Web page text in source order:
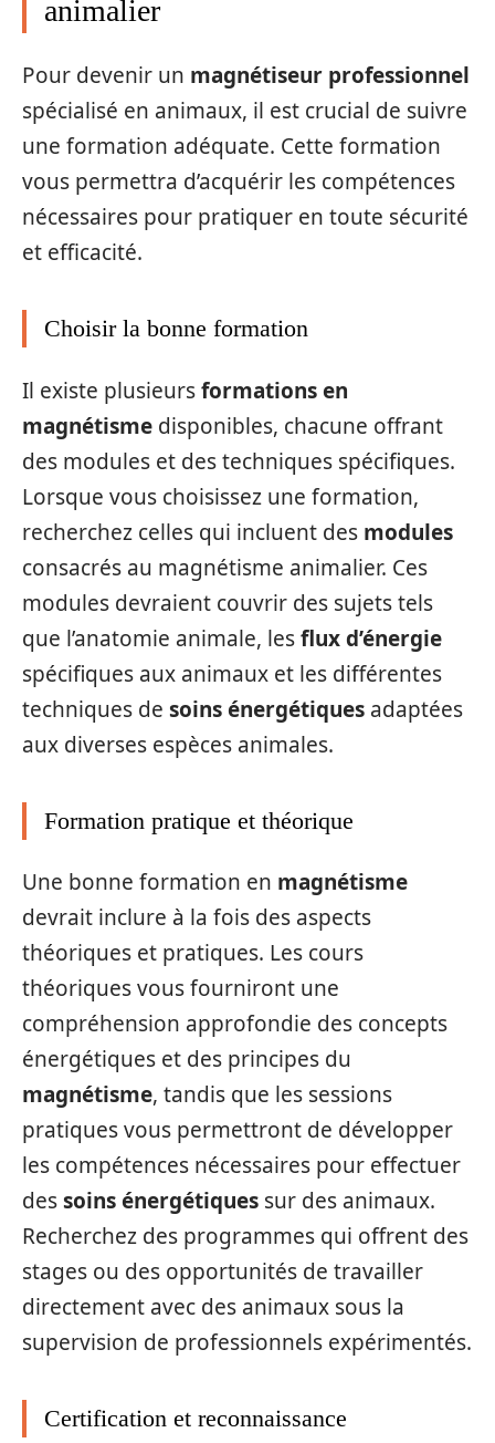
animalier
Pour devenir un magnétiseur professionnel
spécialisé en animaux, il est crucial de suivre
une formation adéquate. Cette formation
vous permettra d’acquérir les compétences
nécessaires pour pratiquer en toute sécurité
et efficacité.
Choisir la bonne formation
Il existe plusieursformations en
magnétisme disponibles, chacune offrant
des modules et des techniques spécifiques.
Lorsque vous choisissez une formation,
recherchez celles qui incluent des modules
consacrés au magnétisme animalier. Ces
modules devraient couvrir des sujets tels
que l’anatomie animale, lesflux d’énergie
spécifiques aux animaux et les différentes
techniques de soins énergétiques adaptées
aux diverses espèces animales.
Formation pratique et théorique
Une bonne formation en magnétisme
devrait inclure à la fois des aspects
théoriques et pratiques. Les cours
théoriques vous fourniront une
compréhension approfondie des concepts
énergétiques et des principes du
magnétisme, tandis que les sessions
pratiques vous permettront de développer
les compétences nécessaires pour effectuer
dessoins énergétiques sur des animaux.
Recherchez des programmes qui offrent des
stages ou des opportunités de travailler
directement avec des animaux sous la
supervision de professionnels expérimentés.
Certification et reconnaissance